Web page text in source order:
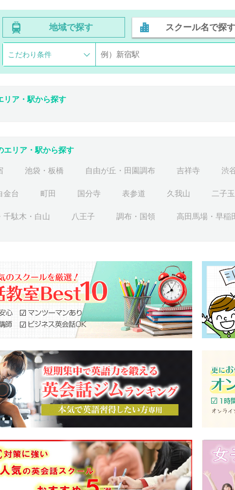
地域で探す スクール名で探す
こだわり条件
リア・駅から探す
エリア・駅から探す
池袋・板橋 自由が丘・田園調布 吉祥寺 渋
金台 町田 国分寺 表参道 久我山 二子
千駄木・白山 八王子 調布・国領 高田馬場・早稲